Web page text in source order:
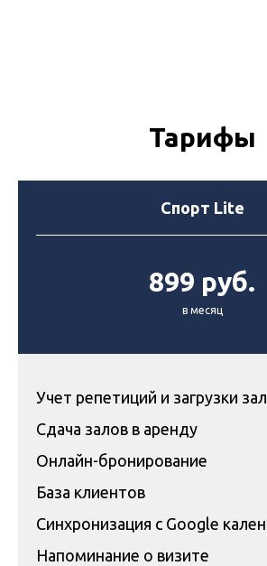
Тарифы
Спорт Lite
899 руб.
в месяц
Учет репетиций и загрузки
Сдача залов в аренду
Онлайн-бронирование
База клиентов
Синхронизация с Google
Напоминание о визите